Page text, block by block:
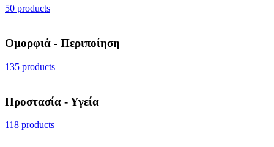
50 products
Ομορφιά - Περιποίηση
135 products
Προστασία - Υγεία
118 products